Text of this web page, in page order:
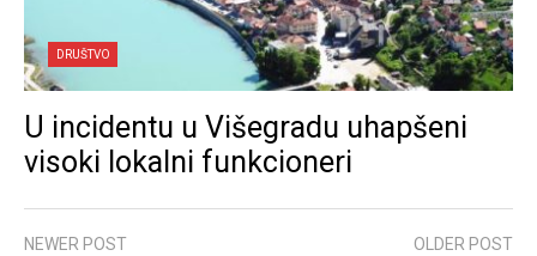
DRUŠTVO
U incidentu u Višegradu uhapšeni
visoki lokalni funkcioneri
NEWER POST OLDER POST